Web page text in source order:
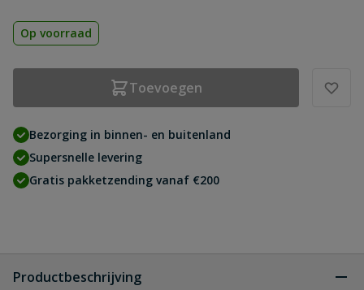
Op voorraad
Toevoegen
Bezorging in binnen- en buitenland
Supersnelle levering
Gratis pakketzending vanaf €200
Productbeschrijving